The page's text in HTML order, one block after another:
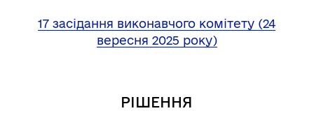
17 засідання виконавчого комітету (24
вересня 2025 року)
РІШЕННЯ